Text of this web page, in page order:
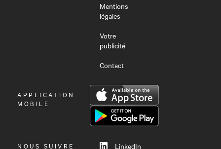
Mentions
légales
Votre
publicité
Contact
OUVRIR
LE
APPLICATION
MOBILE
NOUS SUIVRE LinkedIn